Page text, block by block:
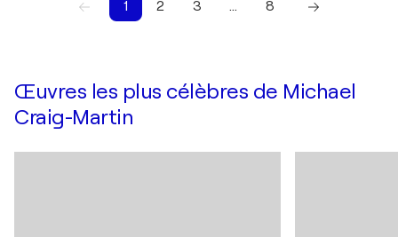
1 2 3 …
8
Œuvres les plus célèbres de Michael
Craig-Martin